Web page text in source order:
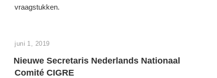
vraagstukken.
GEPLAATST
juni 1, 2019
Nieuwe Secretaris Nederlands Nationaal
Comité CIGRE